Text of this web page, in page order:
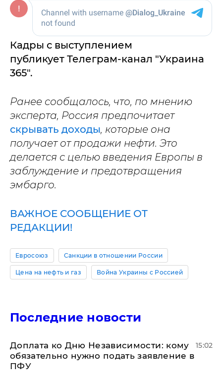
Кадры с выступлением
публикует Телеграм-канал "Украина
365".
Ранее сообщалось, что, по мнению
эксперта, Россия предпочитает
скрывать доходы, которые она
получает от продажи нефти. Это
делается с целью введения Европы в
заблуждение и предотвращения
эмбарго.
ВАЖНОЕ СООБЩЕНИЕ ОТ
РЕДАКЦИИ!
Евросоюз Санкции в отношении России
Цена на нефть и газ Война Украины с Россией
Последние новости
Доплата ко Дню Независимости: кому
обязательно нужно подать заявление в
ПФУ
15:02